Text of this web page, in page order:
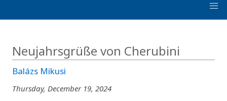
Neujahrsgrüße von Cherubini
Balázs Mikusi
Thursday, December 19, 2024